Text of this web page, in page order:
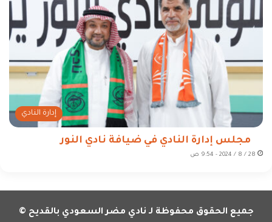
إدارة النادي
مجلس إدارة النادي في ضيافة نادي النور
28 / 8 / 2024 - 9:54 ص
جميع الحقوق محفوظة لـ نادي مضر السعودي بالقديح ©